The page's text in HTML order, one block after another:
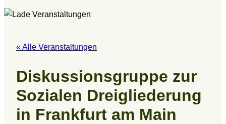
« Alle Veranstaltungen
Diskussionsgruppe zur
Sozialen Dreigliederung
in Frankfurt am Main